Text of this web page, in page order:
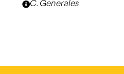
C. Generales